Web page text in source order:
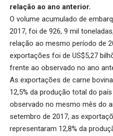
relação ao ano anterior.
O volume acumulado de
2017, foi de 926, 9 mil
relação ao mesmo período de
exportações foi de US$5,27
frente ao observado no ano
As exportações de carne
12,5% da produção total do
observado no mesmo mês do
setembro de 2017, as
representaram 12,8% da